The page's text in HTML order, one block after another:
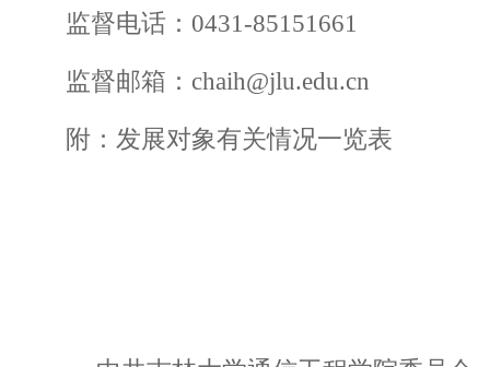
监督电话： 0431-85151661
监督邮箱： chaih@jlu.edu.cn
附：发展对象有关情况一览表